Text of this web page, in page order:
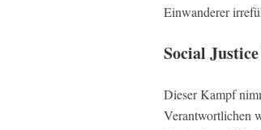
Einwanderer
Social
Dieser Kampf
Verantwortlichen